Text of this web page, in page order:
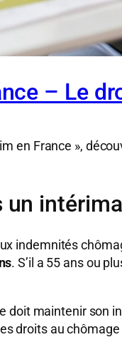
– Le
en France »,
un
indemnités
. S’il a 55 ans ou
doit maintenir son
droits au